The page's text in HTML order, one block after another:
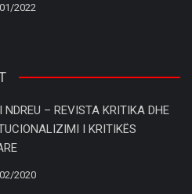
2022
NDREU – REVISTA KRITIKA DHE
I KRITIKËS
2020